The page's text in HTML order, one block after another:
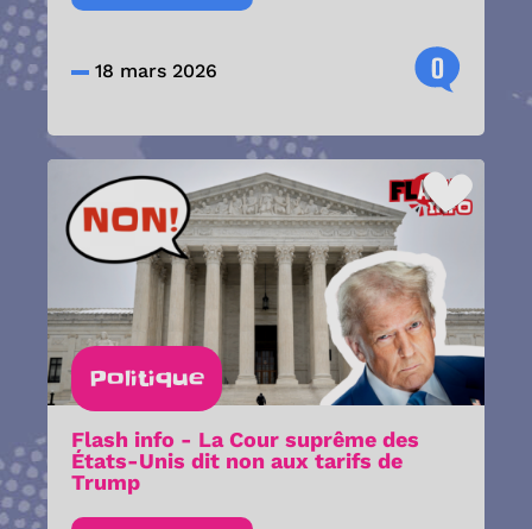
18 mars 2026 0
Politique
Flash info - La Cour suprême des
États-Unis dit non aux tarifs de
Trump